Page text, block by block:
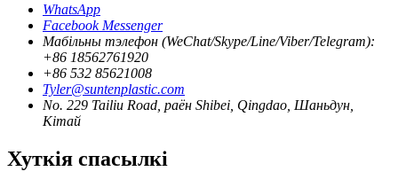
WhatsApp
Facebook Messenger
Мабільны тэлефон (WeChat/Skype/Line/Viber/Telegram):
+86 18562761920
+86 532 85621008
Tyler@suntenplastic.com
No. 229 Tailiu Road, раён Shibei, Qingdao, Шаньдун,
Кітай
Хуткія спасылкі